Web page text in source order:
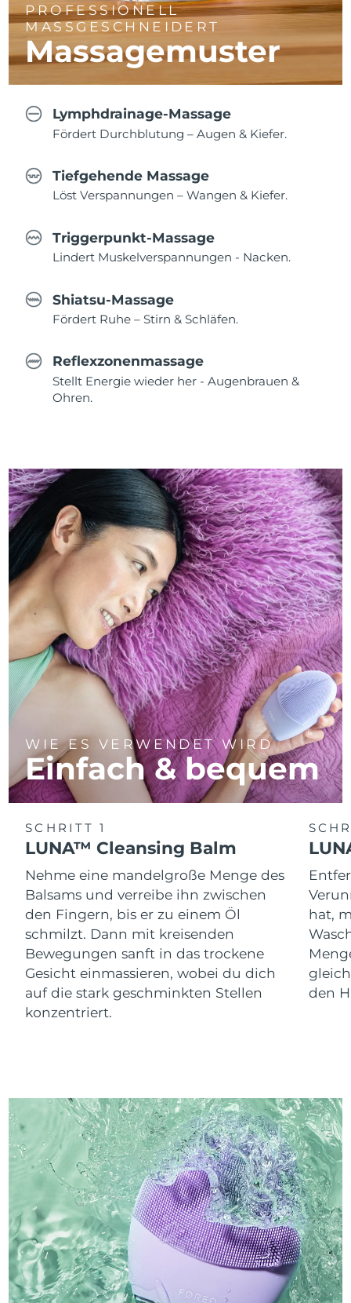
PROFESSIONELL
MASSGESCHNEIDERT
Massagemuster
Lymphdrainage-Massage
Fördert Durchblutung – Augen & Kiefer.
Tiefgehende Massage
Löst Verspannungen – Wangen & Kiefer.
Triggerpunkt-Massage
Lindert Muskelverspannungen - Nacken.
Shiatsu-Massage
Fördert Ruhe – Stirn & Schläfen.
Reflexzonenmassage
Stellt Energie wieder her - Augenbrauen &
Ohren.
WIE ES VERWENDET WIRD
Einfach & bequem
SCHRITT 1
LUNA™ Cleansing Balm
Nehme eine mandelgroße Menge des
Balsams und verreibe ihn zwischen
den Fingern, bis er zu einem Öl
schmilzt. Dann mit kreisenden
Bewegungen sanft in das trockene
Gesicht einmassieren, wobei du dich
auf die stark geschminkten Stellen
konzentriert.
hat,
den